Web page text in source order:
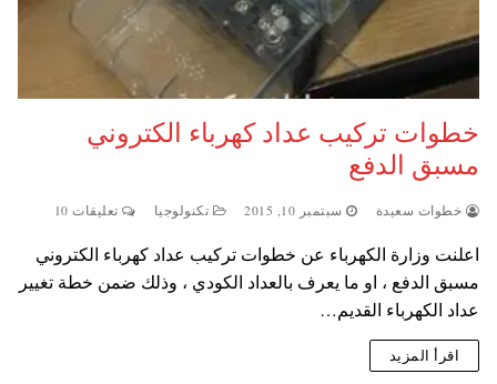
خطوات تركيب عداد كهرباء الكتروني
مسبق الدفع
خطوات سعيدة سبتمبر 10, 2015 تكنولوجيا تعليقات 10
اعلنت وزارة الكهرباء عن خطوات تركيب عداد كهرباء الكتروني
مسبق الدفع ، او ما يعرف بالعداد الكودي ، وذلك ضمن خطة تغيير
عداد الكهرباء القديم…
اقرأ المزيد